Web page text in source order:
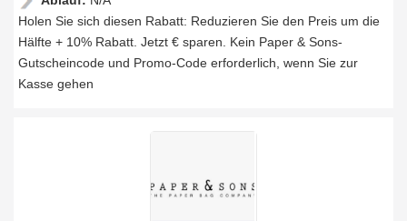
Holen Sie sich diesen Rabatt: Reduzieren Sie den Preis um die
Hälfte + 10% Rabatt. Jetzt € sparen. Kein Paper & Sons-
Gutscheincode und Promo-Code erforderlich, wenn Sie zur
Kasse gehen